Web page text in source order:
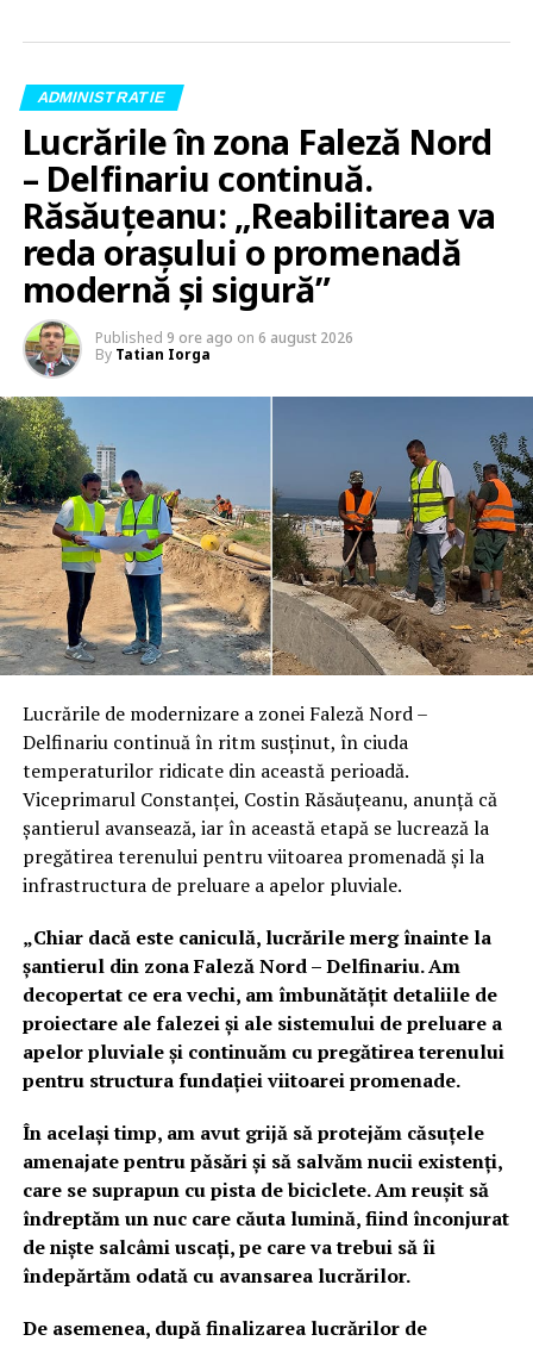
ADMINISTRATIE
Lucrările în zona Faleză Nord
– Delfinariu continuă.
Răsăuțeanu: „Reabilitarea va
reda orașului o promenadă
modernă și sigură”
Published 9 ore ago on 6 august 2026
By Tatian Iorga
Lucrările de modernizare a zonei Faleză Nord –
Delfinariu continuă în ritm susținut, în ciuda
temperaturilor ridicate din această perioadă.
Viceprimarul Constanței, Costin Răsăuțeanu, anunță că
șantierul avansează, iar în această etapă se lucrează la
pregătirea terenului pentru viitoarea promenadă și la
infrastructura de preluare a apelor pluviale.
„Chiar dacă este caniculă, lucrările merg înainte la
șantierul din zona Faleză Nord – Delfinariu. Am
decopertat ce era vechi, am îmbunătățit detaliile de
proiectare ale falezei și ale sistemului de preluare a
apelor pluviale și continuăm cu pregătirea terenului
pentru structura fundației viitoarei promenade.
În același timp, am avut grijă să protejăm căsuțele
amenajate pentru păsări și să salvăm nucii existenți,
care se suprapun cu pista de biciclete. Am reușit să
îndreptăm un nuc care căuta lumină, fiind înconjurat
de niște salcâmi uscați, pe care va trebui să îi
îndepărtăm odată cu avansarea lucrărilor.
De asemenea, după finalizarea lucrărilor de